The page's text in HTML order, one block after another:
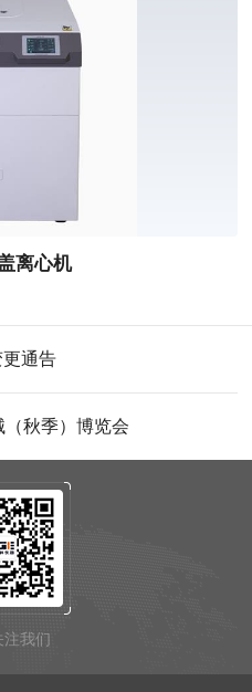
离心机
通告
秋季）博览会
注我们